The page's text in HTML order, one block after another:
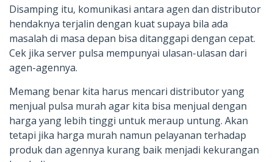
Disamping itu, komunikasi antara agen dan distributor
hendaknya terjalin dengan kuat supaya bila ada
masalah di masa depan bisa ditanggapi dengan cepat.
Cek jika server pulsa mempunyai ulasan-ulasan dari
agen-agennya.
Memang benar kita harus mencari distributor yang
menjual pulsa murah agar kita bisa menjual dengan
harga yang lebih tinggi untuk meraup untung. Akan
tetapi jika harga murah namun pelayanan terhadap
produk dan agennya kurang baik menjadi kekurangan